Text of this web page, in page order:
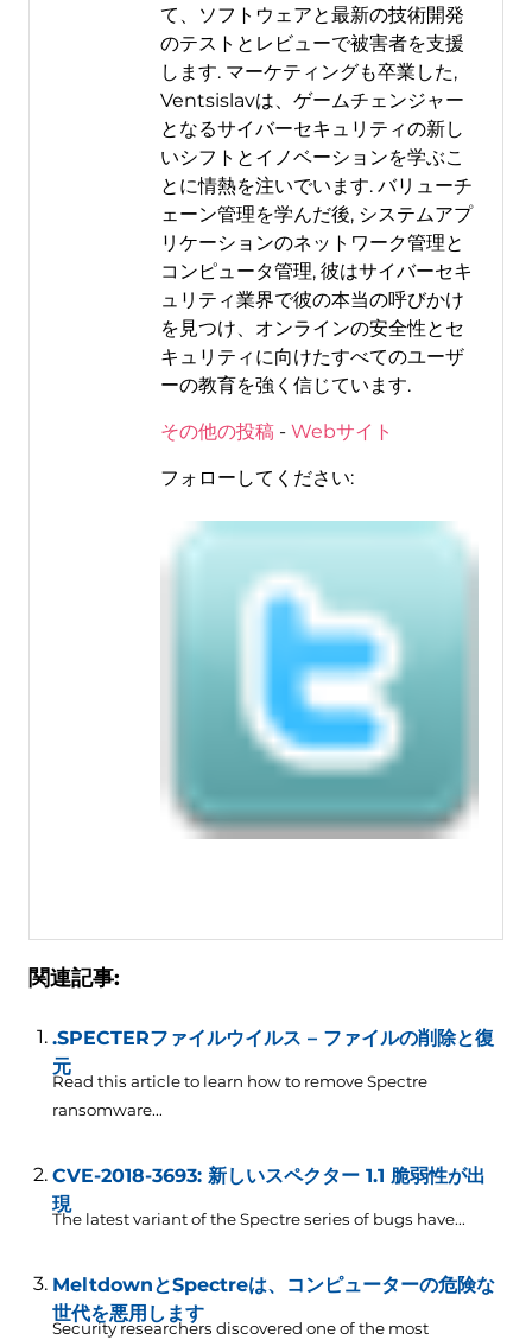
て、ソフトウェアと最新の技術開発
のテストとレビューで被害者を支援
します. マーケティングも卒業した,
Ventsislavは、ゲームチェンジャー
となるサイバーセキュリティの新し
いシフトとイノベーションを学ぶこ
とに情熱を注いでいます. バリューチ
ェーン管理を学んだ後, システムアプ
リケーションのネットワーク管理と
コンピュータ管理, 彼はサイバーセキ
ュリティ業界で彼の本当の呼びかけ
を見つけ、オンラインの安全性とセ
キュリティに向けたすべてのユーザ
ーの教育を強く信じています.
その他の投稿- Webサイト
フォローしてください:
関連記事:
.SPECTERファイルウイルス – ファイルの削除と復
元
Read this article to learn how to remove Spectre
ransomware...
CVE-2018-3693: 新しいスペクター 1.1 脆弱性が出
現
The latest variant of the Spectre series of bugs have...
MeltdownとSpectreは、コンピューターの危険な
世代を悪用します
Security researchers discovered one of the most